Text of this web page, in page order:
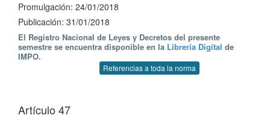
Promulgación: 24/01/2018
Publicación: 31/01/2018
El Registro Nacional de Leyes y Decretos del presente
semestre se encuentra disponible en la Librería Digital de
IMPO.
Referencias a toda la norma
Artículo 47